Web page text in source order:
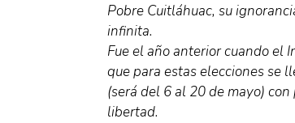
Pobre Cuitláhuac, su
infinita.
Fue el año anterior cuando el
que para estas elecciones se
(será del 6 al 20 de mayo)
libertad.